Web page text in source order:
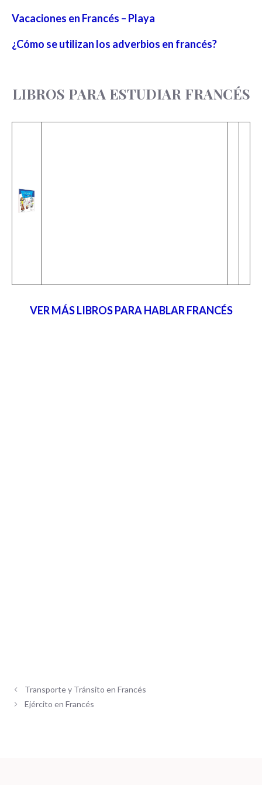
Vacaciones en Francés – Playa
¿Cómo se utilizan los adverbios en francés?
LIBROS PARA ESTUDIAR FRANCÉS
VER MÁS LIBROS PARA HABLAR FRANCÉS
Transporte y Tránsito en Francés
Ejército en Francés